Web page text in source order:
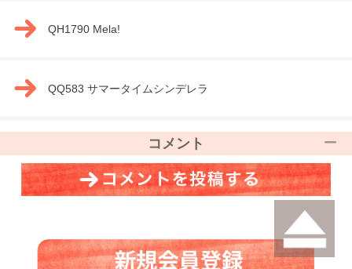
QH1790 Mela!
QQ583 サマータイムシンデレラ
コメント